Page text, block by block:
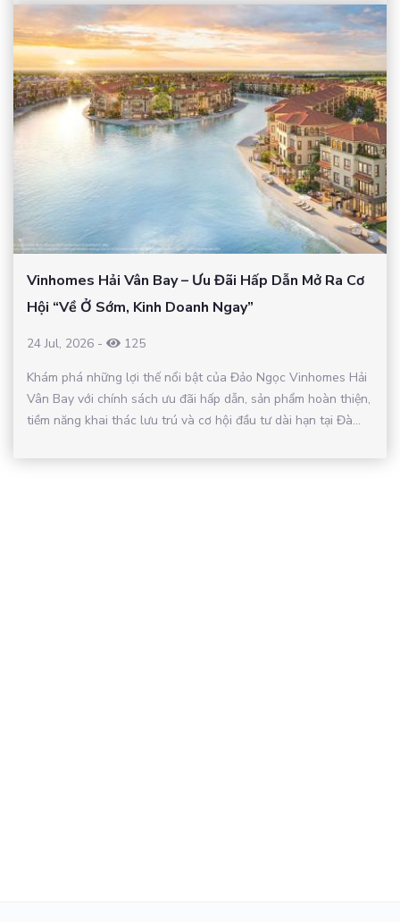
Vinhomes Hải Vân Bay – Ưu Đãi Hấp Dẫn Mở Ra Cơ
Hội “Về Ở Sớm, Kinh Doanh Ngay”
24 Jul, 2026 -
125
Khám phá những lợi thế nổi bật của Đảo Ngọc Vinhomes Hải
Vân Bay với chính sách ưu đãi hấp dẫn, sản phẩm hoàn thiện,
tiềm năng khai thác lưu trú và cơ hội đầu tư dài hạn tại Đà...